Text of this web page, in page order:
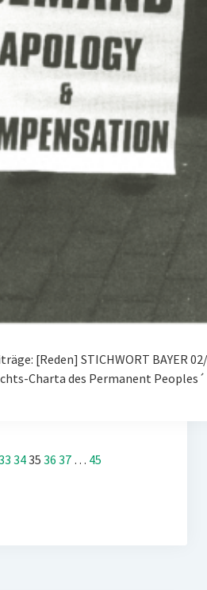
[Reden] STICHWORT BAYER
Charta des Permanent
3435 36 37 … 45